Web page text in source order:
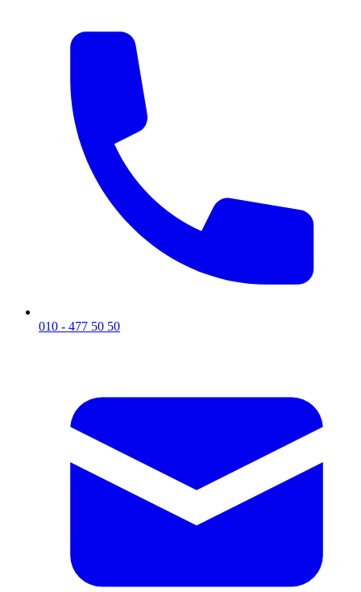
010 - 477 50 50